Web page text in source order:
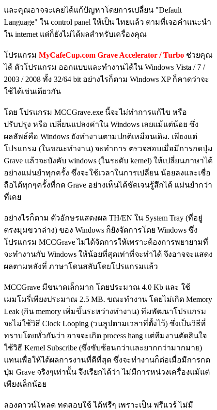
และคุณอาจจะเคยได้แก้ปัญหาโดยการเปลี่ยน "Default
Language" ใน control panel ให้เป็น ไทยแล้ว ตามที่เจอคำแนะนำ
ใน internet แต่ก็ยังไม่ได้ผลสำหรับเครื่องคุณ
โปรแกรม MyCafeCup.com Grave Accelerator / Turbo ช่วยคุณ
ได้ ตัวโปรแกรม ออกแบบและทำงานได้ใน Windows Vista / 7 /
2003 / 2008 ทั้ง 32/64 bit อย่างไรก็ตาม Windows XP ก็คาดว่าจะ
ใช้ได้เช่นเดียวกัน
โดย โปรแกรม MCCGrave.exe นี้จะไม่ทำการแก้ไข หรือ
ปรับปรุง หรือ เปลี่ยนแปลงค่าใน Windows เลยแม้แต่น้อย ซึ่ง
ผลลัพธ์คือ Windows ยังทำงานตามปกติเหมือนเดิม. เพียงแต่
โปรแกรม (ในขณะทำงาน) จะทำการ ตรวจสอบเมื่อมีการกดปุ่ม
Grave แล้วจะบังคับ windows (ในระดับ kernel) ให้เปลี่ยนภาษาได้
อย่างแม่นยำทุกครั้ง ซึ่งจะใช้เวลาในการเปลี่ยน น้อยลงและเชื่อ
ถือได้ทุกๆครั้งที่กด Grave อย่างเห็นได้ชัดเจนรู้สึกได้ แม่นยำกว่า
ที่เคย
อย่างไรก็ตาม ตัวอักษรแสดงผล TH/EN ใน System Tray (ที่อยู่
ตรงมุมขวาล่าง) ของ Windows ก็ยังจัดการโดย Windows ซึ่ง
โปรแกรม MCCGrave ไม่ได้จัดการให้เพราะต้องการพยายามที่
จะทำงานกับ Windows ให้น้อยที่สุดเท่าที่จะทำได้ จึงอาจจะแสดง
ผลตามหลังที่ ภาษาโดนสลับโดยโปรแกรมแล้ว
MCCGrave มีขนาดเล็กมาก โดยประมาณ 4.0 Kb และ ใช้
เมมโมรี่เพียงประมาณ 2.5 MB. ขณะทำงาน โดยไม่เกิด Memory
Leak (กิน memory เพิ่มขึ้นระหว่างทำงาน) ทีมพัฒนาโปรแกรม
จะไม่ใช้วิธี Clock Looping (วนลูปตามเวลาที่ตั้งไว้) ซึ่งเป็นวิธีที่
ทราบโดยทั่วกันว่า อาจจะเกิด process hang แต่ทีมงานตัดสินใจ
ใช้วิธี Kernel Subscribe (ซึ่งซับซ้อนกว่าและยากกว่ามากมาย)
แทนเพื่อให้ได้ผลการงานที่ดีที่สุด ซึ่งจะทำงานก็ต่อเมื่อมีการกด
ปุ่ม Grave จริงๆเท่านั้น จึงเรียกได้ว่า ไม่มีการหน่วงเครื่องแม้แต่
เพียงเล็กน้อย
ลองดาวน์โหลด ทดสอบใช้ ได้ฟรีๆ เพราะเป็น ฟรีแวร์ ไม่มี